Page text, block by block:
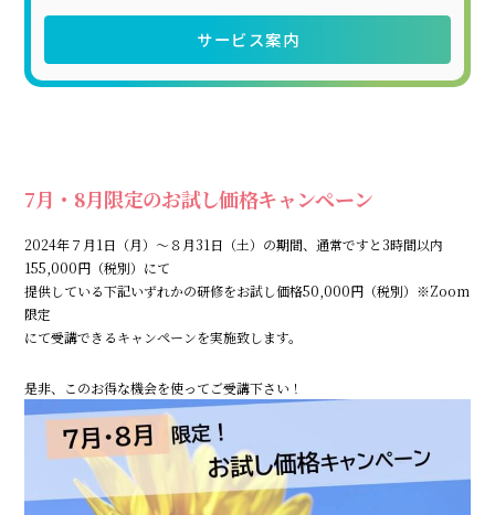
サービス案内
7月・8月限定のお試し価格キャンペーン
2024年７月1日（月）～８月31日（土）の期間、通常ですと3時間以内
155,000円（税別）にて
提供している下記いずれかの研修をお試し価格50,000円（税別）※Zoom
限定
にて受講できるキャンペーンを実施致します。
是非、このお得な機会を使ってご受講下さい！